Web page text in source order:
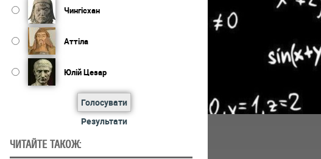
Чингісхан
Аттіла
Юлій Цезар
Голосувати
Результати
ЧИТАЙТЕ ТАКОЖ: